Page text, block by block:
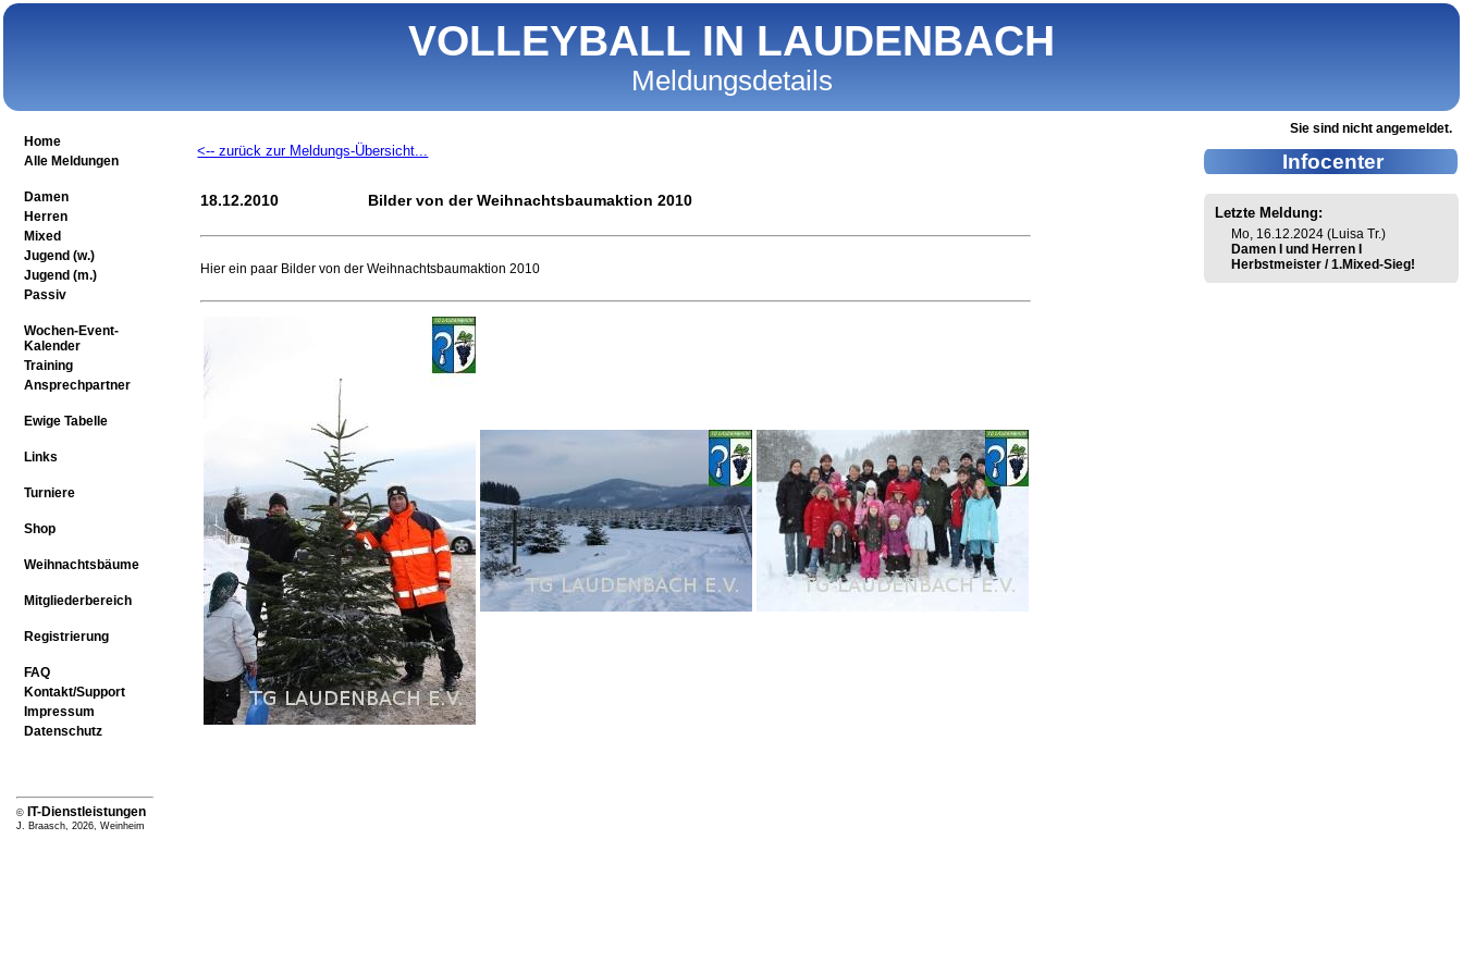
VOLLEYBALL IN LAUDENBACH
Meldungsdetails
Home
Alle Meldungen
Damen
Herren
Mixed
Jugend (w.)
Jugend (m.)
Passiv
Wochen-Event-
Kalender
Training
Ansprechpartner
Ewige Tabelle
Links
Turniere
Shop
Weihnachtsbäume
Mitgliederbereich
Registrierung
FAQ
Kontakt/Support
Impressum
Datenschutz
© IT-Dienstleistungen
J. Braasch, 2026, Weinheim
<-- zurück zur Meldungs-Übersicht...
18.12.2010 Bilder von der Weihnachtsbaumaktion 2010
Hier ein paar Bilder von der Weihnachtsbaumaktion 2010
Sie sind nicht angemeldet.
Infocenter
Letzte Meldung:
Mo, 16.12.2024 (Luisa Tr.)
Damen I und Herren I
Herbstmeister / 1.Mixed-Sieg!